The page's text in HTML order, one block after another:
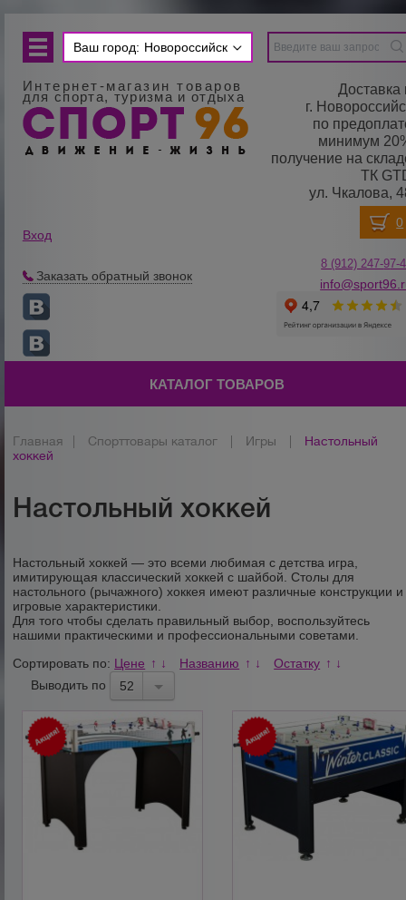
Ваш город: Новороссийск
Интернет-магазин товаров
для спорта, туризма и отдыха
Доставка
г.
по
минимум
получение на
ТК
ул. Чкалова,
Вход
Заказать обратный звонок
8 (912) 247-97-
КАТАЛОГ ТОВАРОВ
Главная Спорттовары каталог Игры
Настольный
хоккей
Настольный хоккей
Настольный хоккей — это всеми любимая с детства игра,
имитирующая классический хоккей с шайбой. Столы для
настольного (рычажного) хоккея имеют различные конструкции и
игровые характеристики.
Для того чтобы сделать правильный выбор, воспользуйтесь
нашими практическими и профессиональными советами.
Сортировать по: Цене ↑ ↓ Названию ↑ ↓ Остатку ↑ ↓
Выводить по 52